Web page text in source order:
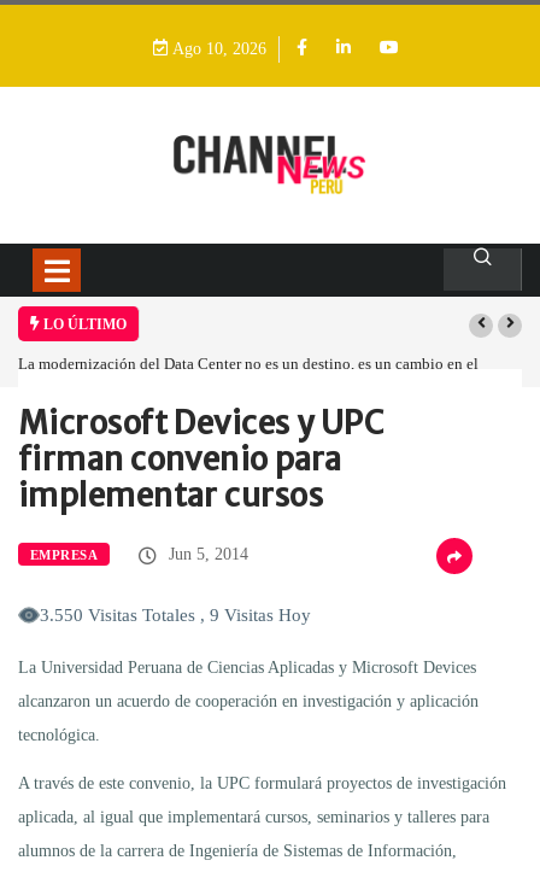
Ago 10, 2026
LO ÚLTIMO
La modernización del Data Center no es un destino, es un cambio en el
Home
Empresa Microsoft Devices y…
Microsoft Devices y UPC
firman convenio para
implementar cursos
EMPRESA Jun 5, 2014
3.550 Visitas Totales , 9 Visitas Hoy
La Universidad Peruana de Ciencias Aplicadas y Microsoft Devices
alcanzaron un acuerdo de cooperación en investigación y aplicación
tecnológica.
A través de este convenio, la UPC formulará proyectos de investigación
aplicada, al igual que implementará cursos, seminarios y talleres para
alumnos de la carrera de Ingeniería de Sistemas de Información,